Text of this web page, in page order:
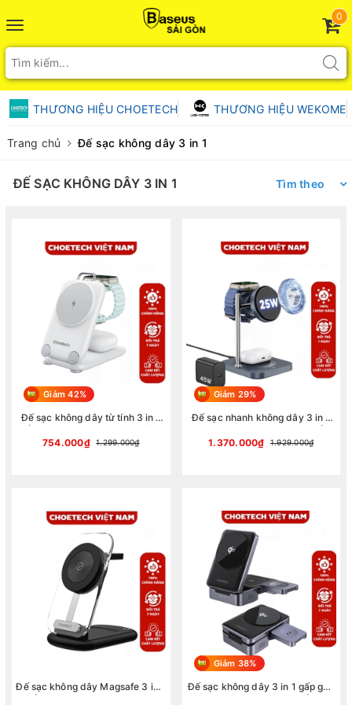
Toggle
navigation
0
THƯƠNG HIỆU CHOETECH THƯƠNG HIỆU WEKOME
Trang chủ Đế sạc không dây 3 in 1
ĐẾ SẠC KHÔNG DÂY 3 IN 1 Tìm theo
Giảm 42%
Đế sạc không dây từ tính 3 in 1
gấp gọn Choetech T816-F công
suất 15W tiện lợi khi đi du lịch
754.000₫ 1.299.000₫
Giảm 29%
Đế sạc nhanh không dây 3 in 1
Choetech T641-G 25w chuẩn
Qi2 tích hợp làm mát chủ động
1.370.000₫ 1.929.000₫
Đế sạc không dây Magsafe 3 in 1
xếp gọn 15W Choetech T618
Giảm 38%
Đế sạc không dây 3 in 1 gấp gọn
15W Choetech T637 chuẩn Qi2